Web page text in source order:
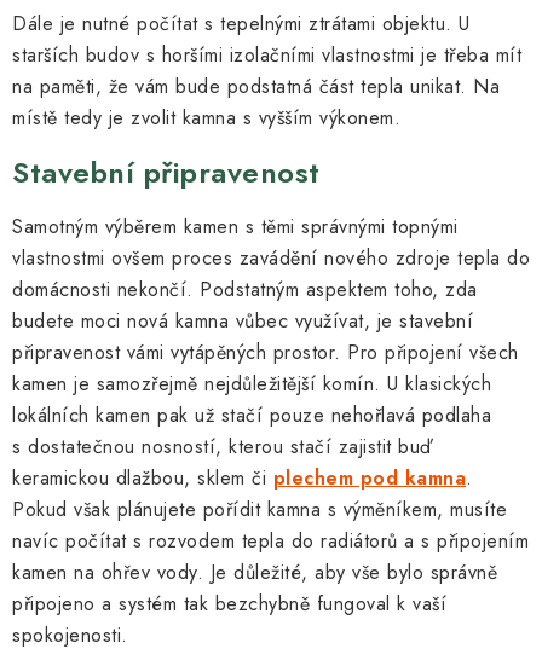
Dále je nutné počítat s tepelnými ztrátami objektu. U
starších budov s horšími izolačními vlastnostmi je třeba mít
na paměti, že vám bude podstatná část tepla unikat. Na
místě tedy je zvolit kamna s vyšším výkonem.
Stavební připravenost
Samotným výběrem kamen s těmi správnými topnými
vlastnostmi ovšem proces zavádění nového zdroje tepla do
domácnosti nekončí. Podstatným aspektem toho, zda
budete moci nová kamna vůbec využívat, je stavební
připravenost vámi vytápěných prostor. Pro připojení všech
kamen je samozřejmě nejdůležitější komín. U klasických
lokálních kamen pak už stačí pouze nehořlavá podlaha
s dostatečnou nosností, kterou stačí zajistit buď
keramickou dlažbou, sklem či plechem pod kamna.
Pokud však plánujete pořídit kamna s výměníkem, musíte
navíc počítat s rozvodem tepla do radiátorů a s připojením
kamen na ohřev vody. Je důležité, aby vše bylo správně
připojeno a systém tak bezchybně fungoval k vaší
spokojenosti.